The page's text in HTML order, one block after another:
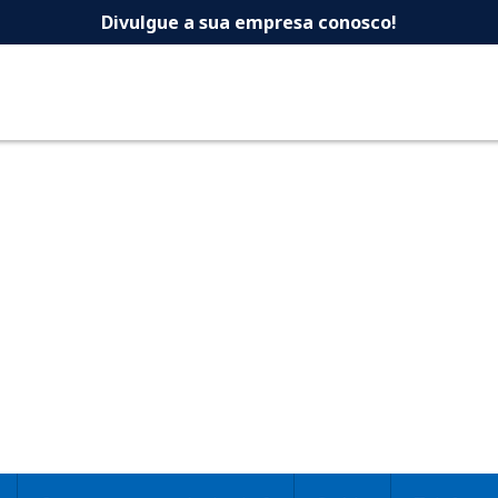
-Dicas
Divulgue a sua empresa conosco!